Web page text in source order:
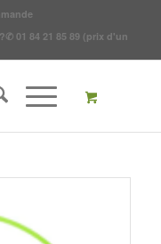
✆ 01 84 21 85 89 (prix d'un